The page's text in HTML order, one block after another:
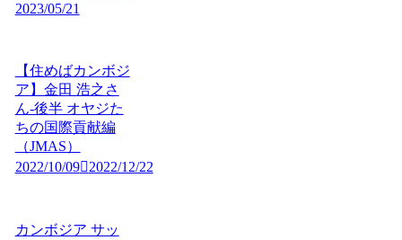
2023/05/21
【住めばカンボジ
ア】金田 浩之さ
ん-後半 オヤジた
ちの国際貢献編
（JMAS）
2022/10/09
2022/12/22
カンボジア サッ